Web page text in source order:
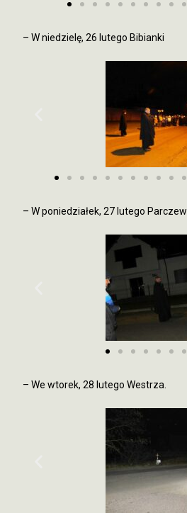
– W niedzielę, 26 lutego Bibianki
– W poniedziałek, 27 lutego Parczew
– We wtorek, 28 lutego Westrza.